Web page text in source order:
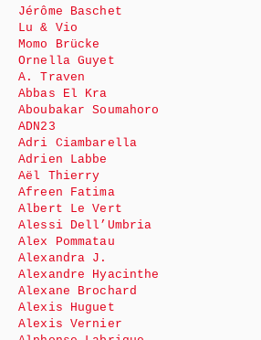
Jérôme Baschet
Lu & Vio
Momo Brücke
Ornella Guyet
A. Traven
Abbas El Kra
Aboubakar Soumahoro
ADN23
Adri Ciambarella
Adrien Labbe
Aël Thierry
Afreen Fatima
Albert Le Vert
Alessi Dell’Umbria
Alex Pommatau
Alexandra J.
Alexandre Hyacinthe
Alexane Brochard
Alexis Huguet
Alexis Vernier